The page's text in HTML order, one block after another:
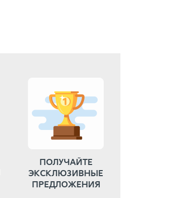
ПОЛУЧАЙТЕ
ЭКСКЛЮЗИВНЫЕ
ПРЕДЛОЖЕНИЯ